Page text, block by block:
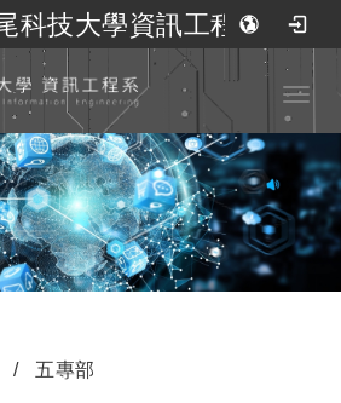
科技大學資訊工程系
到主要內容
五專部